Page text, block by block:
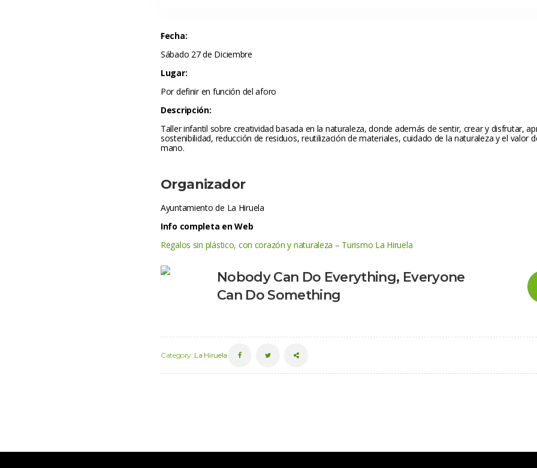
Fecha:
Sábado 27 de Diciembre
Lugar:
Por definir en función del aforo
Descripción:
Taller infantil sobre creatividad basada en la naturaleza, donde además de sentir, crear y disfrutar,
ostenibilidad, reducción de residuos, reutilización de materiales, cuidado de la naturaleza y el valor
mano.
Organizador
Ayuntamiento de La Hiruela
Info completa en Web
Regalos sin plástico, con corazón y naturaleza – Turismo La Hiruela
Nobody Can Do Everything, Everyone
Can Do Something
Category: La Hiruela